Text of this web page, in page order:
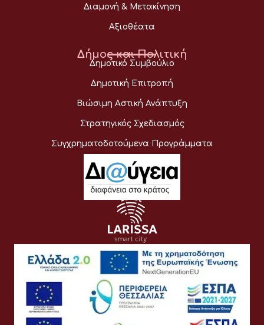
Διαμονή & Μετακίνηση
Αξιοθέατα
Δήμος και Πολιτική
Δημοτικό Συμβούλιο
Δημοτική Επιτροπή
Βιώσιμη Αστική Ανάπτυξη
Στρατηγικός Σχεδιασμός
Συγχρηματοδοτούμενα Προγράμματα